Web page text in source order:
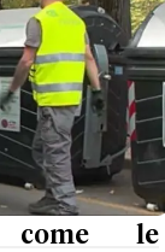
come le